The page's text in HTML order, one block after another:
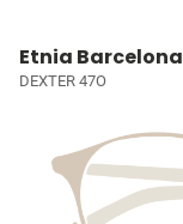
Etnia Barcelona
DEXTER 47O